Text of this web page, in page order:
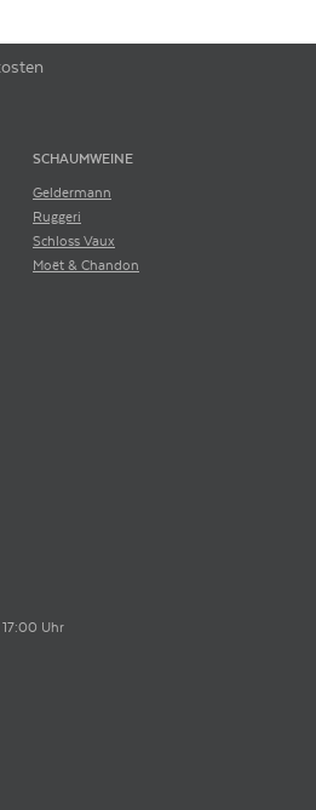
SCHAUMWEINE
Geldermann
Ruggeri
Schloss Vaux
Moët & Chandon
Uhr